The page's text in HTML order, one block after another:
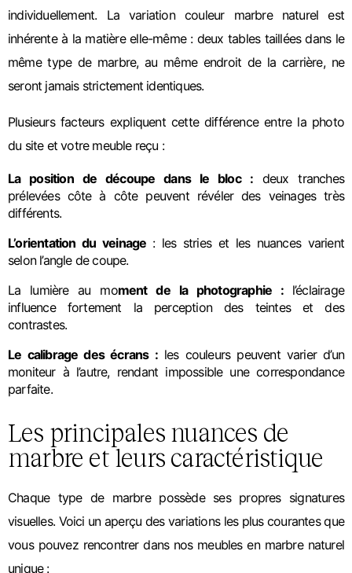
individuellement. La variation couleur marbre naturel est
inhérente à la matière elle-même : deux tables taillées dans le
même type de marbre, au même endroit de la carrière, ne
seront jamais strictement identiques.
Plusieurs facteurs expliquent cette différence entre la photo
du site et votre meuble reçu :
La position de découpe dans le bloc : deux tranches
prélevées côte à côte peuvent révéler des veinages très
différents.
L’orientation du veinage : les stries et les nuances varient
selon l’angle de coupe.
La lumière au moment de la photographie : l’éclairage
influence fortement la perception des teintes et des
contrastes.
Le calibrage des écrans :les couleurs peuvent varier d’un
moniteur à l’autre, rendant impossible une correspondance
parfaite.
Les principales nuances de
marbre et leurs caractéristique
Chaque type de marbre possède ses propres signatures
visuelles. Voici un aperçu des variations les plus courantes que
vous pouvez rencontrer dans nos meubles en marbre naturel
unique :